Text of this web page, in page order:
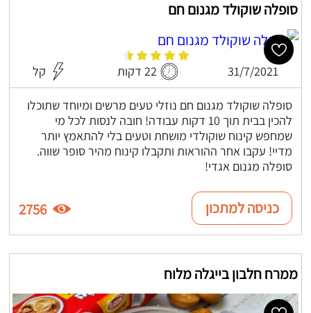
סופלה שוקולד מגנום חם
31/7/2021 22 דקות קל
סופלה שוקולד מגנום חם נוזלי טעים מרשים ומיוחד שתוכלו
להכין בבית תוך 10 דקות עבודה! חובה לנסות לכל מי
שמחפש קינוח שוקולדי מושחת וטעים בלי להתאמץ יותר
מדיי! עקבו אחר ההוראות ותקבלו קינוח מהיר סופר שווה.
סופלה מגנום אגדי!
כניסה למתכון 2756
ממרח חלבון בייגלה מלוח